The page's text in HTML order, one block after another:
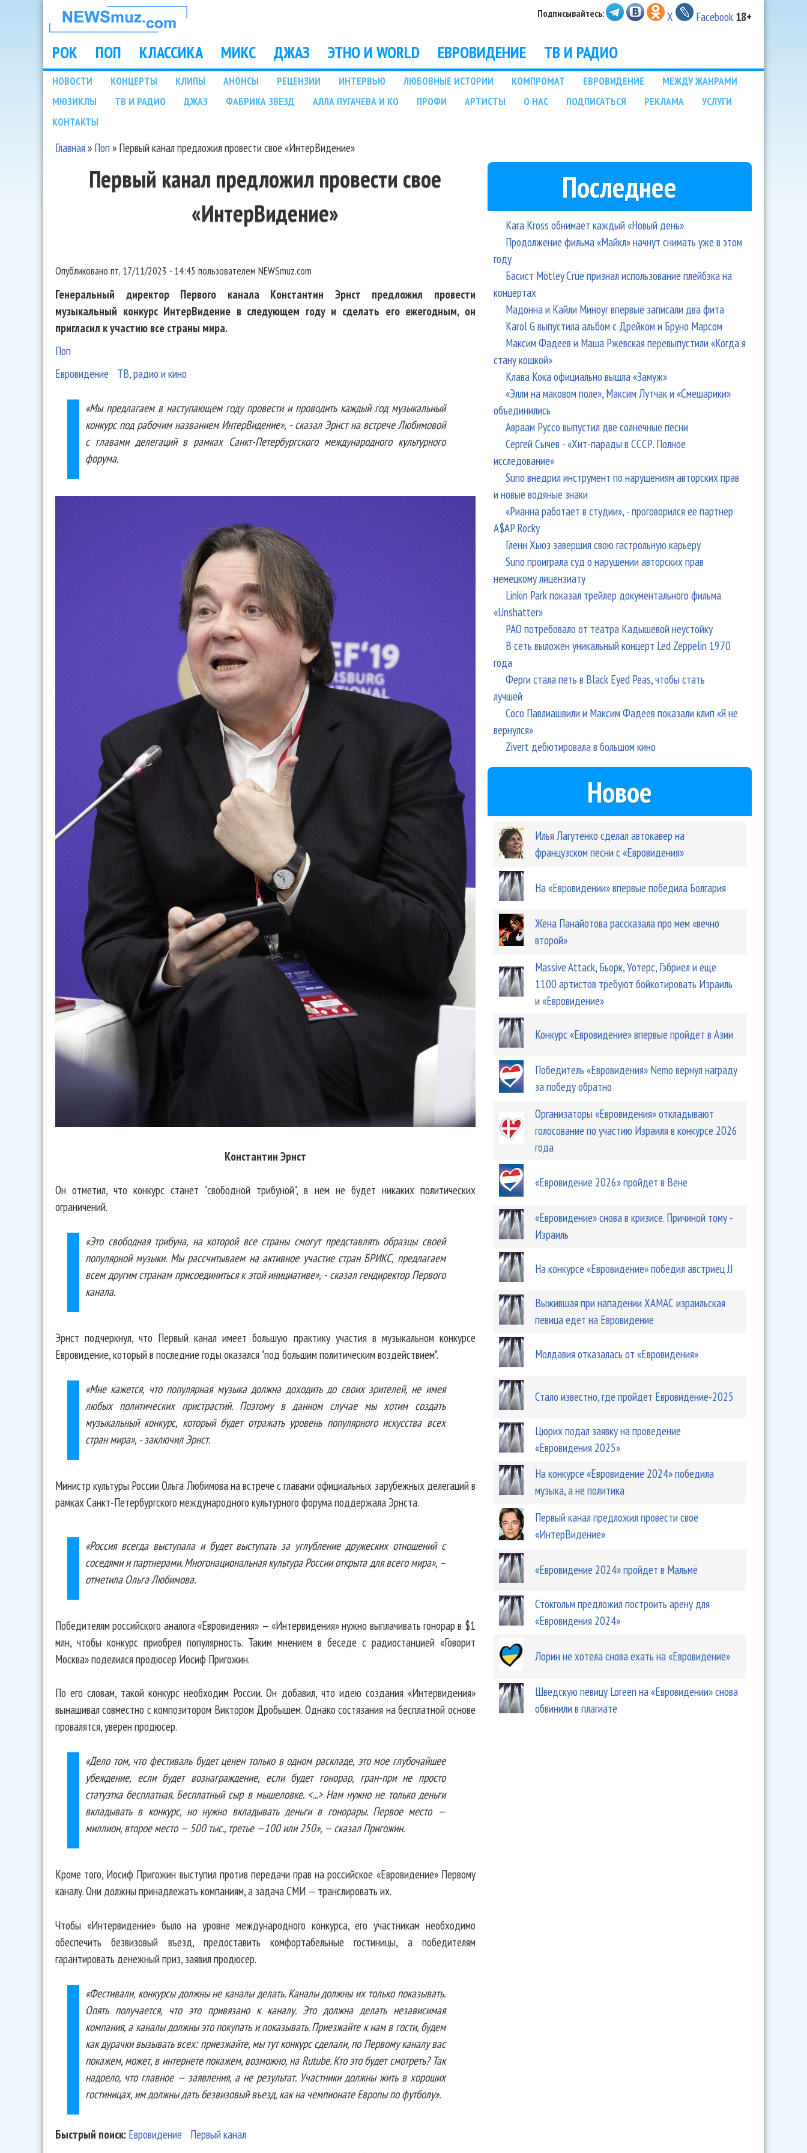
НОВОСТИ
МУЗЫКИ И
ШОУ БИЗНЕСА
NEWSMUZ.COM
Подписывайтесь: X Facebook 18+
Main menu
РОК ПОП КЛАССИКА МИКС ДЖАЗ ЭТНО И WORLD ЕВРОВИДЕНИЕ ТВ И РАДИО
Подразделы
НОВОСТИ КОНЦЕРТЫ КЛИПЫ АНОНСЫ РЕЦЕНЗИИ ИНТЕРВЬЮ ЛЮБОВНЫЕ ИСТОРИИ КОМПРОМАТ ЕВРОВИДЕНИЕ
МЕЖДУ ЖАНРАМИ
МЮЗИКЛЫ
ТВ И РАДИО ДЖАЗ ФАБРИКА ЗВЕЗД АЛЛА ПУГАЧЕВА И КО ПРОФИ АРТИСТЫ О НАС ПОДПИСАТЬСЯ РЕКЛАМА
УСЛУГИ
КОНТАКТЫ
Главная» Поп» Первый канал предложил провести свое «ИнтерВидение»
Первый канал предложил провести свое
«ИнтерВидение»
Опубликовано пт, 17/11/2023 - 14:45 пользователем NEWSmuz.com
Генеральный директор Первого канала Константин Эрнст предложил провести
музыкальный конкурс ИнтерВидение в следующем году и сделать его ежегодным, он
пригласил к участию все страны мира.
Поп
Евровидение
ТВ, радио и кино
«Мы предлагаем в наступающем году провести и проводить каждый год музыкальный
конкурс под рабочим названием ИнтерВидение», - сказал Эрнст на встрече Любимовой
с главами делегаций в рамках Санкт-Петербургского международного культурного
форума.
Константин Эрнст
Он отметил, что конкурс станет "свободной трибуной", в нем не будет никаких политических
ограничений.
«Это свободная трибуна, на которой все страны смогут представлять образцы своей
популярной музыки. Мы рассчитываем на активное участие стран БРИКС, предлагаем
всем другим странам присоединиться к этой инициативе», - сказал гендиректор Первого
канала.
Эрнст подчеркнул, что Первый канал имеет большую практику участия в музыкальном конкурсе
Евровидение, который в последние годы оказался "под большим политическим воздействием".
«Мне кажется, что популярная музыка должна доходить до своих зрителей, не имея
любых политических пристрастий. Поэтому в данном случае мы хотим создать
музыкальный конкурс, который будет отражать уровень популярного искусства всех
стран мира», - заключил Эрнст.
Министр культуры России Ольга Любимова на встрече с главами официальных зарубежных делегаций в
рамках Санкт-Петербургского международного культурного форума поддержала Эрнста.
«Россия всегда выступала и будет выступать за углубление дружеских отношений с
соседями и партнерами. Многонациональная культура России открыта для всего мира», –
отметила Ольга Любимова.
Победителям российского аналога «Евровидения» — «Интервидения» нужно выплачивать гонорар в $1
млн, чтобы конкурс приобрел популярность. Таким мнением в беседе с радиостанцией «Говорит
Москва» поделился продюсер Иосиф Пригожин.
По его словам, такой конкурс необходим России. Он добавил, что идею создания «Интервидения»
вынашивал совместно с композитором Виктором Дробышем. Однако состязания на бесплатной основе
провалятся, уверен продюсер.
«Дело том, что фестиваль будет ценен только в одном раскладе, это мое глубочайшее
убеждение, если будет вознаграждение, если будет гонорар, гран-при не просто
статуэтка бесплатная. Бесплатный сыр в мышеловке. <...> Нам нужно не только деньги
вкладывать в конкурс, но нужно вкладывать деньги в гонорары. Первое место —
миллион, второе место — 500 тыс., третье —100 или 250», — сказал Пригожин.
Кроме того, Иосиф Пригожин выступил против передачи прав на российское «Евровидение» Первому
каналу. Они должны принадлежать компаниям, а задача СМИ — транслировать их.
Чтобы «Интервидение» было на уровне международного конкурса, его участникам необходимо
обеспечить безвизовый въезд, предоставить комфортабельные гостиницы, а победителям
гарантировать денежный приз, заявил продюсер.
«Фестивали, конкурсы должны не каналы делать. Каналы должны их только показывать.
Опять получается, что это привязано к каналу. Это должна делать независимая
компания, а каналы должны это покупать и показывать. Приезжайте к нам в гости, будем
как дурачки вызывать всех: приезжайте, мы тут конкурс сделали, по Первому каналу вас
покажем, может, в интернете покажем, возможно, на Rutube. Кто это будет смотреть? Так
надоело, что главное — заявления, а не результат. Участники должны жить в хороших
гостиницах, им должны дать безвизовый въезд, как на чемпионате Европы по футболу».
Быстрый поиск: Евровидение
Первый канал
Последнее
Kara Kross обнимает каждый «Новый день»
Продолжение фильма «Майкл» начнут снимать уже в этом
году
Басист Mötley Crüe признал использование плейбэка на
концертах
Мадонна и Кайли Миноуг впервые записали два фита
Karol G выпустила альбом с Дрейком и Бруно Марсом
Максим Фадеев и Маша Ржевская перевыпустили «Когда я
стану кошкой»
Клава Кока официально вышла «Замуж»
«Элли на маковом поле», Максим Лутчак и «Смешарики»
объединились
Авраам Руссо выпустил две солнечные песни
Сергей Сычёв - «Хит-парады в СССР. Полное
исследование»
Suno внедрил инструмент по нарушениям авторских прав
и новые водяные знаки
«Рианна работает в студии», - проговорился ее партнер
A$AP Rocky
Гленн Хьюз завершил свою гастрольную карьеру
Suno проиграла суд о нарушении авторских прав
немецкому лицензиату
Linkin Park показал трейлер документального фильма
«Unshatter»
РАО потребовало от театра Кадышевой неустойку
В сеть выложен уникальный концерт Led Zeppelin 1970
года
Ферги стала петь в Black Eyed Peas, чтобы стать
лучшей
Сосо Павлиашвили и Максим Фадеев показали клип «Я не
вернулся»
Zivert дебютировала в большом кино
Новое
Илья Лагутенко сделал автокавер на
французском песни с «Евровидения»
На «Евровидении» впервые победила Болгария
Жена Панайотова рассказала про мем «вечно
второй»
Massive Attack, Бьорк, Уотерс, Гэбриел и еще
1100 артистов требуют бойкотировать Израиль
и «Евровидение»
Конкурс «Евровидение» впервые пройдет в Азии
Победитель «Евровидения» Nemo вернул награду
за победу обратно
Организаторы «Евровидения» откладывают
голосование по участию Израиля в конкурсе 2026
года
«Евровидение 2026» пройдет в Вене
«Евровидение» снова в кризисе. Причиной тому -
Израиль
На конкурсе «Евровидение» победил австриец JJ
Выжившая при нападении ХАМАС израильская
певица едет на Евровидение
Молдавия отказалась от «Евровидения»
Стало известно, где пройдет Евровидение-2025
Цюрих подал заявку на проведение
«Евровидения 2025»
На конкурсе «Евровидение 2024» победила
музыка, а не политика
Первый канал предложил провести свое
«ИнтерВидение»
«Евровидение 2024» пройдет в Мальмё
Стокгольм предложил построить арену для
«Евровидения 2024»
Лорин не хотела снова ехать на «Евровидение»
Шведскую певицу Loreen на «Евровидении» снова
обвинили в плагиате